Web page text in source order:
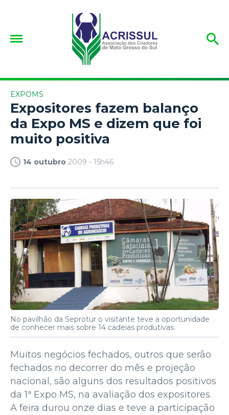
EXPOMS
Expositores fazem balanço
da Expo MS e dizem que foi
muito positiva
14 outubro 2009 - 15h46
No pavilhão da Seprotur o visitante teve a oportunidade
de conhecer mais sobre 14 cadeias produtivas.
Muitos negócios fechados, outros que serão
fechados no decorrer do mês e projeção
nacional, são alguns dos resultados positivos
da 1ª Expo MS, na avaliação dos expositores.
A feira durou onze dias e teve a participação